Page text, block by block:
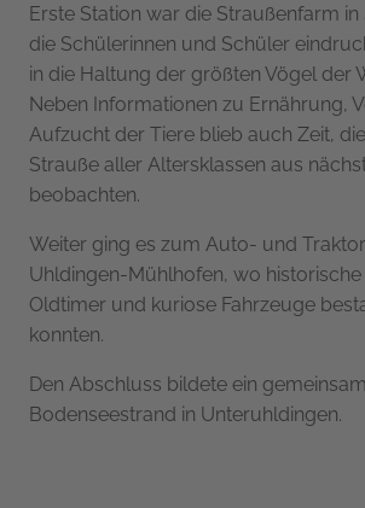
Erste Station war die Straußenfarm
die Schülerinnen und Schüler
in die Haltung der größten Vögel der
Neben Informationen zu Ernährung,
Aufzucht der Tiere blieb auch Zeit,
Strauße aller Altersklassen aus
beobachten.
Weiter ging es zum Auto- und
Uhldingen-Mühlhofen, wo
Oldtimer und kuriose Fahrzeuge
konnten.
Den Abschluss bildete ein
Bodenseestrand in Unteruhldingen.